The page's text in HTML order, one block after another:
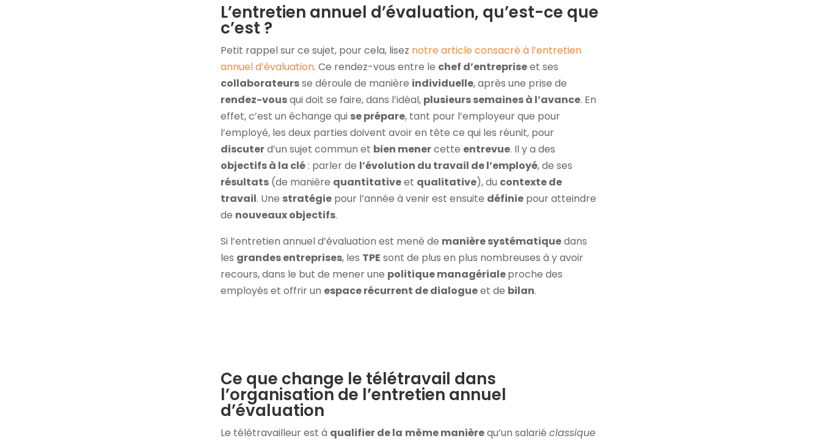
L’entretien annuel d’évaluation, qu’est-ce que
c’est ?
Petit rappel sur ce sujet, pour cela, lisez notre article consacré à l’entretien
annuel d’évaluation. Ce rendez-vous entre le chef d’entrepriseet ses
collaborateursse déroule de manière individuelle, après une prise de
rendez-vousqui doit se faire, dans l’idéal, plusieurs semaines à l’avance. En
effet, c’est un échange qui se prépare, tant pour l’employeur que pour
l’employé, les deux parties doivent avoir en tête ce qui les réunit, pour
discuterd’un sujet commun et bien menercette entrevue. Il y a des
objectifs à la clé: parler de l’évolution du travail de l’employé, de ses
résultats (de manière quantitativeet qualitative), du contexte de
travail. Une stratégie pour l’année à venir est ensuite définie pour atteindre
de nouveaux objectifs.
Si l’entretien annuel d’évaluation est mené de manière systématiquedans
les grandes entreprises, les TPE sont de plus en plus nombreuses à y avoir
recours, dans le but de mener une politique managérialeproche des
employés et offrir un espace récurrent de dialogueet de bilan.
Ce que change le télétravail dans
l’organisation de l’entretien annuel
d’évaluation
Le télétravailleur est à qualifier de la même manièrequ’un salariéclassique